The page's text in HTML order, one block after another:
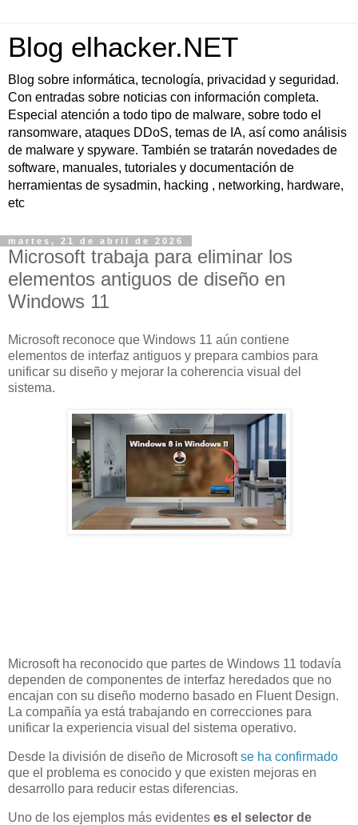
Blog elhacker.NET
Blog sobre informática, tecnología, privacidad y seguridad.
Con entradas sobre noticias con información completa.
Especial atención a todo tipo de malware, sobre todo el
ransomware, ataques DDoS, temas de IA, así como análisis
de malware y spyware. También se tratarán novedades de
software, manuales, tutoriales y documentación de
herramientas de sysadmin, hacking , networking, hardware,
etc
martes, 21 de abril de 2026
Microsoft trabaja para eliminar los
elementos antiguos de diseño en
Windows 11
Microsoft reconoce que Windows 11 aún contiene
elementos de interfaz antiguos y prepara cambios para
unificar su diseño y mejorar la coherencia visual del
sistema.
Microsoft ha reconocido que partes de Windows 11 todavía
dependen de componentes de interfaz heredados que no
encajan con su diseño moderno basado en Fluent Design.
La compañía ya está trabajando en correcciones para
unificar la experiencia visual del sistema operativo.
Desde la división de diseño de Microsoftse ha confirmado
que el problema es conocido y que existen mejoras en
desarrollo para reducir estas diferencias.
Uno de los ejemplos más evidentes es el selector de